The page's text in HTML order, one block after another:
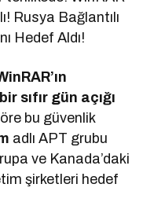
Rusya Bağlantılı
Hedef Aldı!
sıfır gün açığı
bu güvenlik
adlı APT grubu
ve Kanada’daki
şirketleri hedef